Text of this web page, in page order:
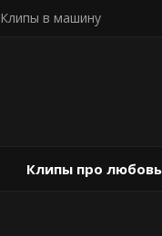
Клипы в машину
Клипы про любовь